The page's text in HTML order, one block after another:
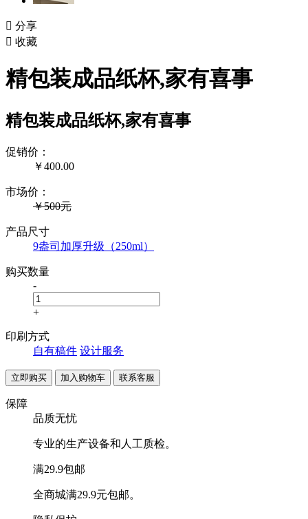
 分享
 收藏
精包装成品纸杯,家有喜事
精包装成品纸杯,家有喜事
促销价：
￥400.00
市场价：
￥500元
产品尺寸
9盎司加厚升级（250ml）
购买数量
-
+
印刷方式
自有稿件 设计服务
联系客服
保障
品质无忧
专业的生产设备和人工质检。
满29.9包邮
全商城满29.9元包邮。